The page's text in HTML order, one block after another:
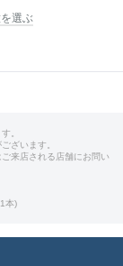
選ぶ
。
ざいます。
来店される店舗にお問い
本)